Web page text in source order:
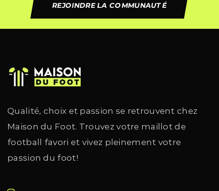
REJOINDRE LA COMMUNAUTÉ
Qualité, choix et passion se retrouvent chez
Maison du Foot. Trouvez votre maillot de
football favori et vivez pleinement votre
passion du foot!